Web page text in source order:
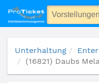
(16821) Daubs Melanie:
Unterhaltung
(16821) Daubs